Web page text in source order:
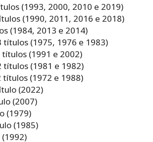
(1993, 2000, 2010 e 2019)
(1990, 2011, 2016 e 2018)
(1984, 2013 e 2014)
títulos (1975, 1976 e 1983)
(1991 e 2002)
títulos (1981 e 1982)
títulos (1972 e 1988)
(2022)
(2007)
(1979)
(1985)